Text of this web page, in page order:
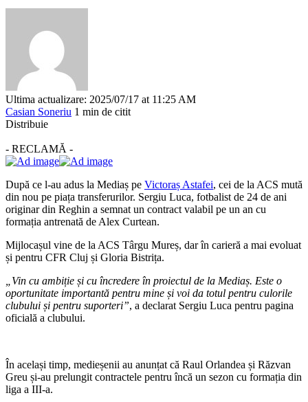
Ultima actualizare: 2025/07/17 at 11:25 AM
Casian Soneriu 1 min de citit
Distribuie
- RECLAMĂ -
După ce l-au adus la Mediaș pe Victoraș Astafei, cei de la ACS mută
din nou pe piața transferurilor. Sergiu Luca, fotbalist de 24 de ani
originar din Reghin a semnat un contract valabil pe un an cu
formația antrenată de Alex Curtean.
Mijlocașul vine de la ACS Târgu Mureș, dar în carieră a mai evoluat
și pentru CFR Cluj și Gloria Bistrița.
„Vin cu ambiție și cu încredere în proiectul de la Mediaș. Este o
oportunitate importantă pentru mine și voi da totul pentru culorile
clubului și pentru suporteri”, a declarat Sergiu Luca pentru pagina
oficială a clubului.
În același timp, medieșenii au anunțat că Raul Orlandea și Răzvan
Greu și-au prelungit contractele pentru încă un sezon cu formația din
liga a III-a.